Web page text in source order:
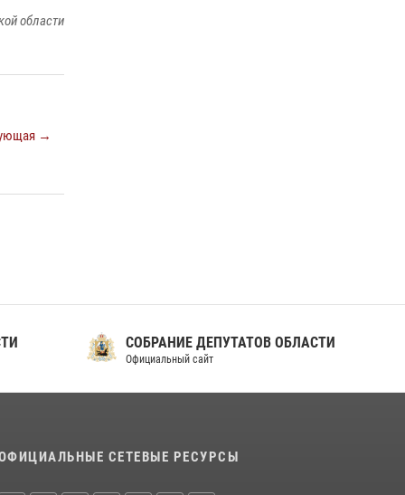
области
→
СОБРАНИЕ ДЕПУТАТОВ ОБЛАСТИ
Официальный сайт
СЕТЕВЫЕ РЕСУРСЫ